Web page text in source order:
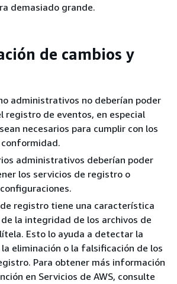
demasiado grande.
de cambios y
administrativos no deberían poder
registro de eventos, en especial
necesarios para cumplir con los
administrativos deberían poder
los servicios de registro o
registro tiene una característica
la integridad de los archivos de
Esto lo ayuda a detectar la
eliminación o la falsificación de los
Para obtener más información
en Servicios de AWS, consulte